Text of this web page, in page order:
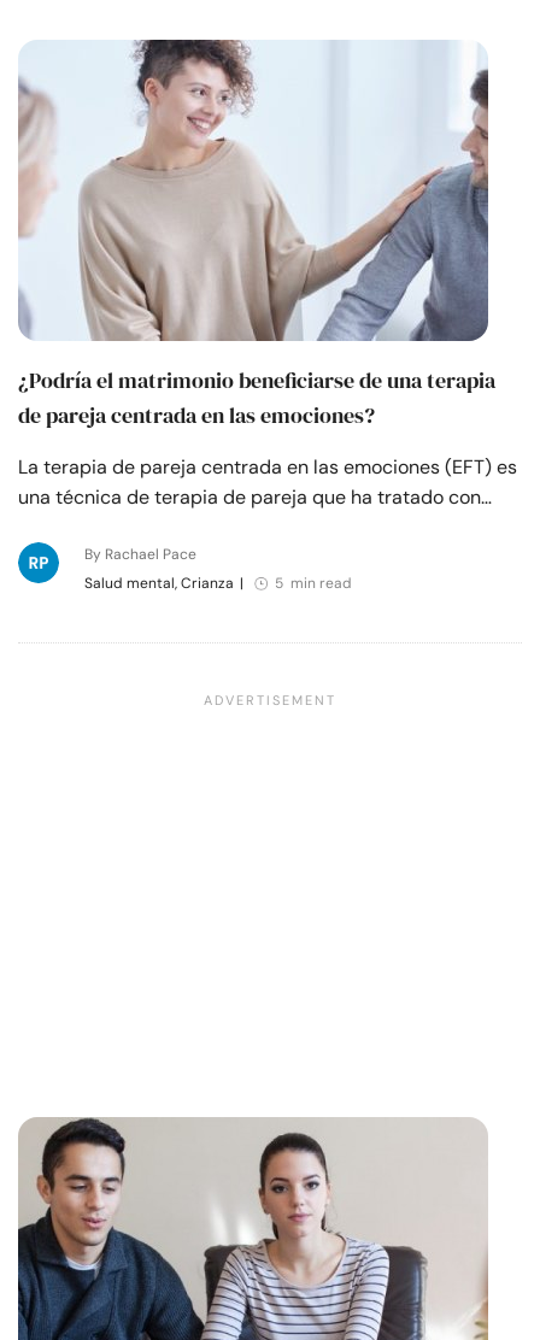
¿Podría el matrimonio beneficiarse de una terapia
de pareja centrada en las emociones?
La terapia de pareja centrada en las emociones (EFT) es
una técnica de terapia de pareja que ha tratado con…
By Rachael Pace
Salud mental, Crianza | 5 min read